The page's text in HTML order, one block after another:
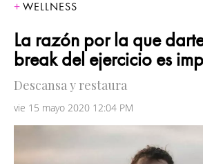
WELLNESS
La razón por la que
break del ejercicio es
Descansa y restaura
vie 15 mayo 2020 12:04 PM